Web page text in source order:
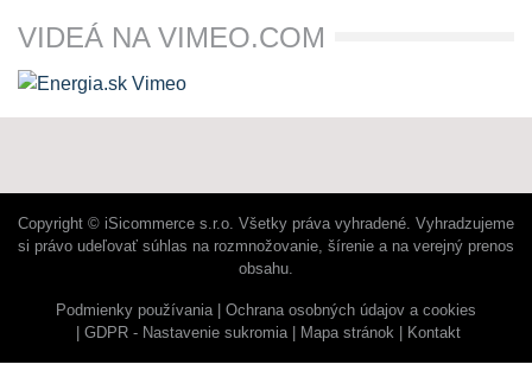
VIDEÁ NA VIMEO.COM
Copyright © iSicommerce s.r.o. Všetky práva vyhradené. Vyhradzujeme
si právo udeľovať súhlas na rozmnožovanie, šírenie a na verejný prenos
obsahu.
Podmienky používania
Ochrana osobných údajov a cookies
GDPR - Nastavenie sukromia
Mapa stránok Kontakt